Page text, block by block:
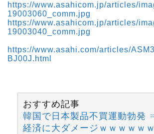
https://www.asahicom.jp/articles/
19003060_comm.jpg
https://www.asahicom.jp/articles/
19003040_comm.jpg
https://www.asahi.com/articles/
BJ00J.html
おすすめ記事
韓国で日本製品不買運動勃発
経済に大ダメージｗｗｗｗｗｗ